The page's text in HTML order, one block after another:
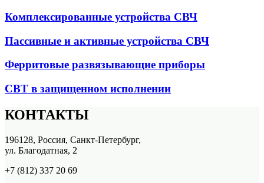
Комплексированные устройства СВЧ
Пассивные и активные устройства СВЧ
Ферритовые развязывающие приборы
СВТ в защищенном исполнении
КОНТАКТЫ
196128, Россия, Санкт-Петербург,
ул. Благодатная, 2
+7 (812) 337 20 69